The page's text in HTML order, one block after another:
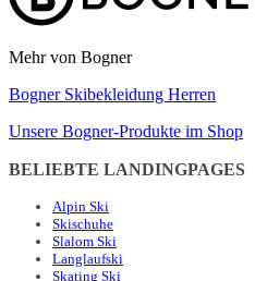
Mehr von Bogner
Bogner Skibekleidung Herren
Unsere Bogner-Produkte im Shop
BELIEBTE LANDINGPAGES
Alpin Ski
Skischuhe
Slalom Ski
Langlaufski
Skating Ski